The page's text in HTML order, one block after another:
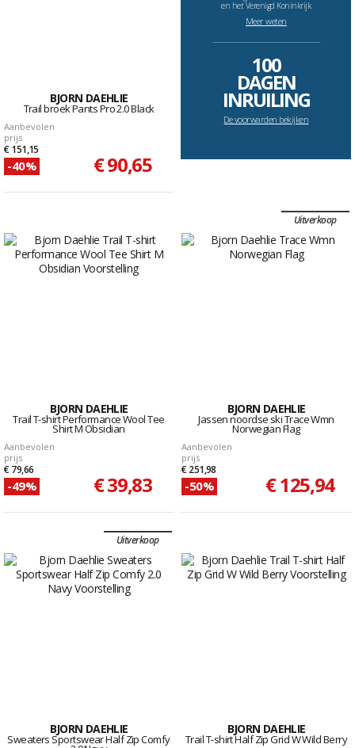
BJORN DAEHLIE
Trail broek Pants Pro 2.0 Black
Aanbevolen
prijs
€ 151,15
-40% € 90,65
en het Verenigd Koninkrijk
Meer weten
--------------------------------------------------------------------
100
DAGEN
INRUILING
De voorwarden bekijken
BJORN DAEHLIE
Trail T-shirt Performance Wool Tee
Shirt M Obsidian
Aanbevolen
prijs
€ 79,66
-49% € 39,83
Uitverkoop
BJORN DAEHLIE
Jassen noordse ski Trace Wmn
Norwegian Flag
Aanbevolen
prijs
€ 251,98
-50% € 125,94
Uitverkoop
BJORN DAEHLIE
Sweaters Sportswear Half Zip Comfy
BJORN DAEHLIE
Trail T-shirt Half Zip Grid W Wild Berry